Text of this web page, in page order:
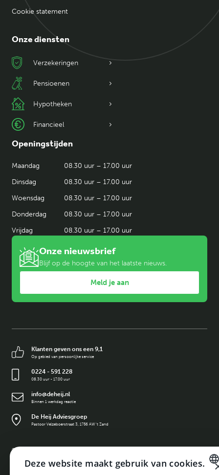
Cookie statement
Onze diensten
Verzekeringen
Pensioenen
Hypotheken
Financieel
Openingstijden
Maandag
08.30 uur – 17.00 uur
Dinsdag
08.30 uur – 17.00 uur
Woensdag
08.30 uur – 17.00 uur
Donderdag
08.30 uur – 17.00 uur
Vrijdag
08.30 uur – 17.00 uur
Onze nieuwsbrief
Blijf op de hoogte van het laatste nieuws.
Meld je aan
Klanten geven ons een 9,1
Op gebied van persoonlijke service
0224 - 591 228
08.30 uur - 17.00 uur
info@deheij.nl
Binnen 1 werkdag reactie
De Heij Adviesgroep
Pastoor Velzeboerstraat 3, 1756 AW 't Zand
©
Built byDeze website maakt gebruik van cookies.